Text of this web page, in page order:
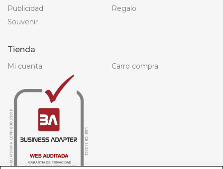
Publicidad
Regalo
Souvenir
Tienda
Mi cuenta Carro compra